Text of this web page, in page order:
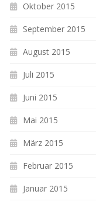
Oktober 2015
September 2015
August 2015
Juli 2015
Juni 2015
Mai 2015
März 2015
Februar 2015
Januar 2015